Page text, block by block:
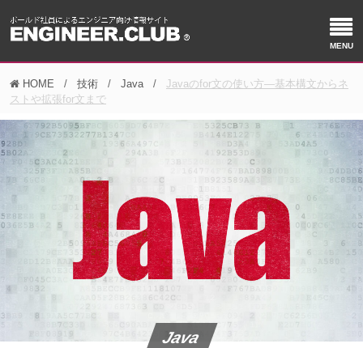
HOME 技術 Java
Javaのfor文の使い方―基本構文からネ
ストや拡張for文まで
Java